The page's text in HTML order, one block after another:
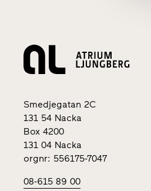
Smedjegatan 2C
131 54 Nacka
Box 4200
131 04 Nacka
orgnr: 556175-7047
08-615 89 00